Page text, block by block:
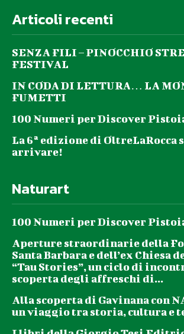
Articoli recenti
SENZA FILI – PINOCCHIO
FESTIVAL
IN CODA DI LETTURA… LA
FUMETTI
100 Numeri per Discover
La 6ª edizione di OltreLaRocca
arrivare!
Naturart
100 Numeri per Discover
Aperture straordinarie della
Santa Barbara e dell’ex Chiesa
“Tau Stories”, un ciclo di
scoperta degli affreschi di...
Alla scoperta di Gavinana con
un viaggio tra storia, cultura